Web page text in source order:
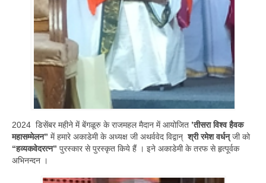
2024 डिसेंबर महीने में बेंगळूरु के राजमहल मैदान में आयोजित ’तीसरा विश्व हैवक
महासम्मेलन” में हमारे अकाडेमी के अध्यक्ष जी अथर्ववेद विद्वान्श्री रमेश वर्धन्जी को
“हव्यकवेदरत्न” पुरस्कार से पुरस्कृत किये हैं । इने अकाडेमी के तरफ से हृत्पूर्वक
अभिनन्दन ।